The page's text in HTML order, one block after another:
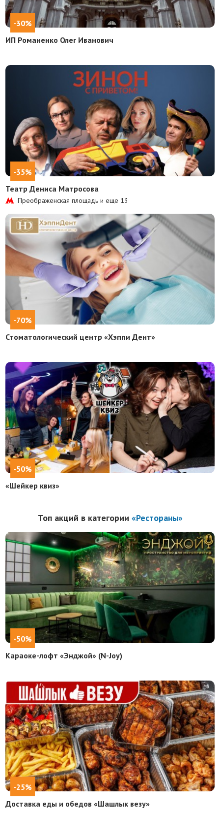
-30%
ИП Романенко Олег Иванович
-35%
Театр Дениса Матросова
Преображенская площадь и еще 13
-70%
Стоматологический центр «Хэппи Дент»
-50%
«Шейкер квиз»
Топ акций в категории «Рестораны»
-50%
Караоке-лофт «Энджой» (N-Joy)
-25%
Доставка еды и обедов «Шашлык везу»